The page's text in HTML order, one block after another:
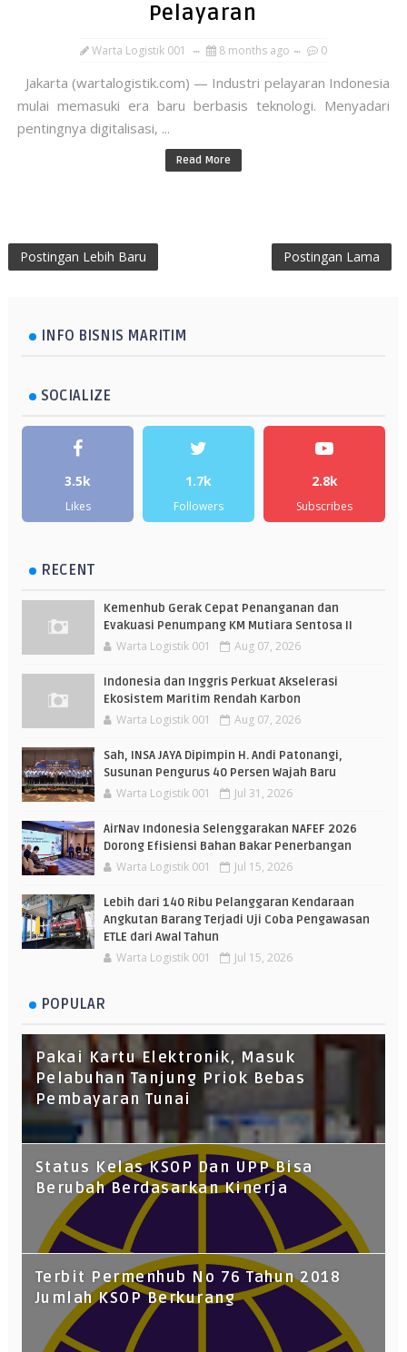
Pelayaran
Warta Logistik 001 8 months ago 0
Jakarta (wartalogistik.com) — Industri pelayaran Indonesia
mulai memasuki era baru berbasis teknologi. Menyadari
pentingnya digitalisasi, ...
Read More
Postingan Lebih Baru Postingan Lama
INFO BISNIS MARITIM
SOCIALIZE
3.5k
Likes
1.7k
Followers
2.8k
Subscribes
RECENT
Kemenhub Gerak Cepat Penanganan dan
Evakuasi Penumpang KM Mutiara Sentosa II
Warta Logistik 001 Aug 07, 2026
Indonesia dan Inggris Perkuat Akselerasi
Ekosistem Maritim Rendah Karbon
Warta Logistik 001 Aug 07, 2026
Sah, INSA JAYA Dipimpin H. Andi Patonangi,
Susunan Pengurus 40 Persen Wajah Baru
Warta Logistik 001 Jul 31, 2026
AirNav Indonesia Selenggarakan NAFEF 2026
Dorong Efisiensi Bahan Bakar Penerbangan
Warta Logistik 001 Jul 15, 2026
Lebih dari 140 Ribu Pelanggaran Kendaraan
Angkutan Barang Terjadi Uji Coba Pengawasan
ETLE dari Awal Tahun
Warta Logistik 001 Jul 15, 2026
POPULAR
Pakai Kartu Elektronik, Masuk
Pelabuhan Tanjung Priok Bebas
Pembayaran Tunai
Status Kelas KSOP Dan UPP Bisa
Berubah Berdasarkan Kinerja
Terbit Permenhub No 76 Tahun 2018
Jumlah KSOP Berkurang